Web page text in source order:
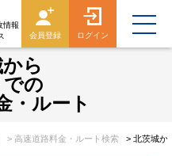
情報
会員登録 ログイン
ら
での
・ルート
> 高速道路料金・ルート検索 > 北茨城か